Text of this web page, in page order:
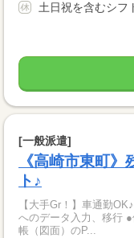
土日祝を含むシフ
[一般派遣]
《高崎市東町
ト♪
【大手Gr！】車通勤
へのデータ入力、移行
帳（図面）のP...